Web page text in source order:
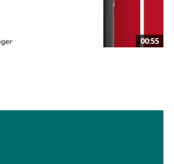
00:55